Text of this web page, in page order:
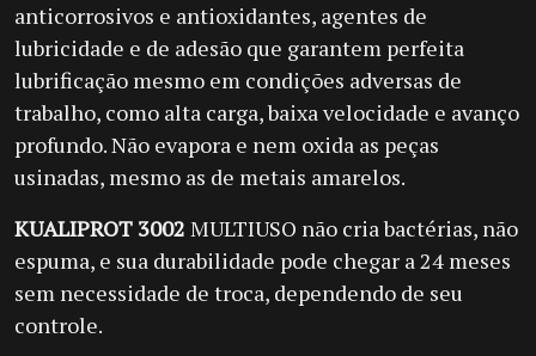
anticorrosivos e antioxidantes, agentes de
lubricidade e de adesão que garantem perfeita
lubrificação mesmo em condições adversas de
trabalho, como alta carga, baixa velocidade e avanço
profundo. Não evapora e nem oxida as peças
usinadas, mesmo as de metais amarelos.
KUALIPROT 3002 MULTIUSO não cria bactérias, não
espuma, e sua durabilidade pode chegar a 24 meses
sem necessidade de troca, dependendo de seu
controle.